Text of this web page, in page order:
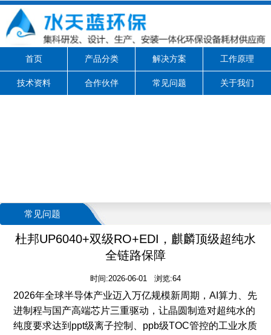
首页 产品分类 解决方案 工作原理
技术资料 合作伙伴 常见问题 关于我们
常见问题
杜邦UP6040+双级RO+EDI，麒麟顶级超纯水
全链路保障
时间:2026-06-01 浏览:64
2026年全球半导体产业迈入万亿规模新周期， AI 算力、先
进制程与国产高端芯片三重驱动，让晶圆制造对超纯水的
纯度要求达到 ppt级离子控制、 ppb级TOC管控的工业水质